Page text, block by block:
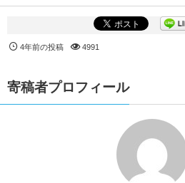
4年前の投稿 4991
寄稿者プロフィール